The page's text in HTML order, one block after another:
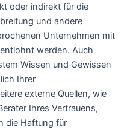
oder indirekt für die
und andere
Unternehmen mit
werden. Auch
Wissen und Gewissen
Ihrer
externe Quellen, wie
Ihres Vertrauens,
die Haftung für